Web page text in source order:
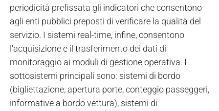
periodicità prefissata gli indicatori che consentono
agli enti pubblici preposti di verificare la qualità del
servizio. I sistemi real-time, infine, consentono
l'acquisizione e il trasferimento dei dati di
monitoraggio ai moduli di gestione operativa. I
sottosistemi principali sono: sistemi di bordo
(bigliettazione, apertura porte, conteggio passeggeri,
informative a bordo vettura), sistemi di